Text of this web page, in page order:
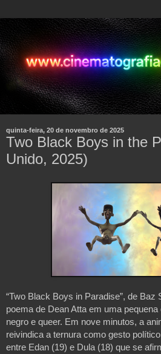
quinta-feira, 20 de novembro de 2025
Two Black Boys in the
Unido, 2025)
“Two Black Boys in Paradise”, de Baz
poema de Dean Atta em uma
negro e queer. Em nove minutos, a
reivindica a ternura como gesto
entre Edan (19) e Dula (18) que se